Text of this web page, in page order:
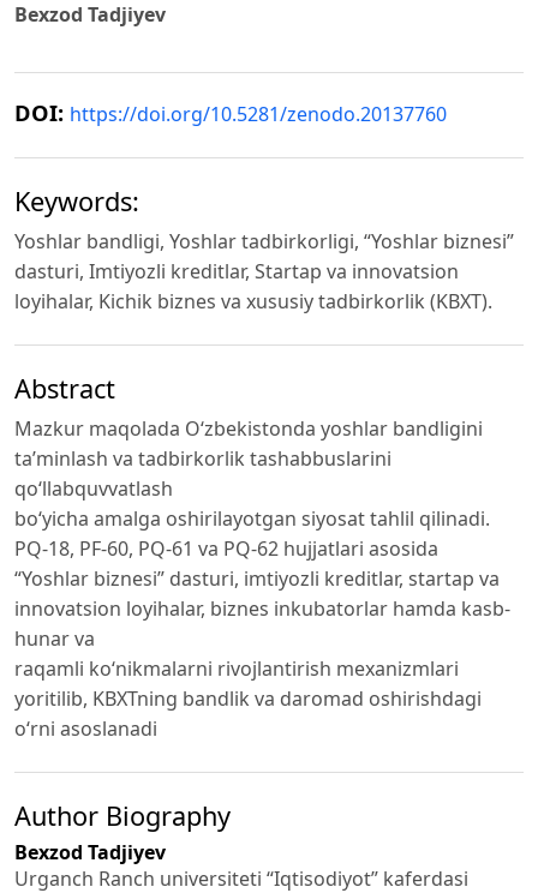
Bexzod Tadjiyev
DOI: https://doi.org/10.5281/zenodo.20137760
Keywords:
Yoshlar bandligi, Yoshlar tadbirkorligi, “Yoshlar biznesi”
dasturi, Imtiyozli kreditlar, Startap va innovatsion
loyihalar, Kichik biznes va xususiy tadbirkorlik (KBXT).
Abstract
Mazkur maqolada O‘zbekistonda yoshlar bandligini
ta’minlash va tadbirkorlik tashabbuslarini
qo‘llabquvvatlash
bo‘yicha amalga oshirilayotgan siyosat tahlil qilinadi.
PQ-18, PF-60, PQ-61 va PQ-62 hujjatlari asosida
“Yoshlar biznesi” dasturi, imtiyozli kreditlar, startap va
innovatsion loyihalar, biznes inkubatorlar hamda kasb-
hunar va
raqamli ko‘nikmalarni rivojlantirish mexanizmlari
yoritilib, KBXTning bandlik va daromad oshirishdagi
o‘rni asoslanadi
Author Biography
Bexzod Tadjiyev
Urganch Ranch universiteti “Iqtisodiyot” kaferdasi